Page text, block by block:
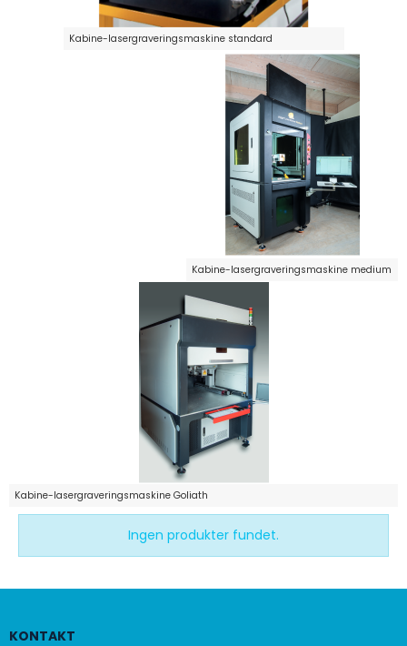
Kabine-lasergraveringsmaskine standard
Kabine-lasergraveringsmaskine medium
Kabine-lasergraveringsmaskine Goliath
Ingen produkter fundet.
KONTAKT